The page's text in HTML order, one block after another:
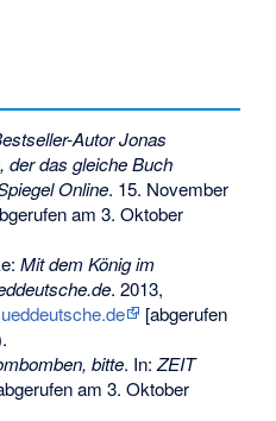
Autor Jonas
der das gleiche Buch
Online. 15. November
am 3. Oktober
Mit dem König im
. 2013,
[abgerufen
bitte. In:ZEIT
am 3. Oktober